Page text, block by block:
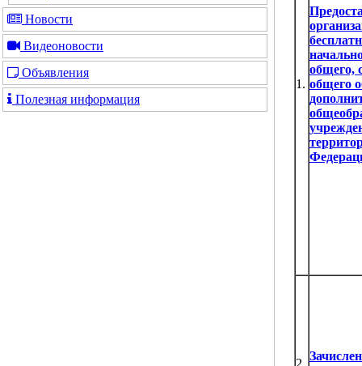
Новости
Видеоновости
Объявления
Полезная информация
1.
общего,
общего
2.